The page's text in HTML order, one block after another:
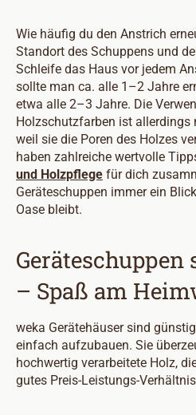
Wie häufig du den Anstrich
Standort des Schuppens und
Schleife das Haus vor jedem
sollte man ca. alle 1–2 Jahre
etwa alle 2–3 Jahre. Die
Holzschutzfarben ist allerdings
weil sie die Poren des Holzes
haben zahlreiche wertvolle
und Holzpflege für dich
Geräteschuppen immer ein
Oase bleibt.
Geräteschuppen
– Spaß am
weka Gerätehäuser sind
einfach aufzubauen. Sie
hochwertig verarbeitete Holz,
gutes Preis-Leistungs-